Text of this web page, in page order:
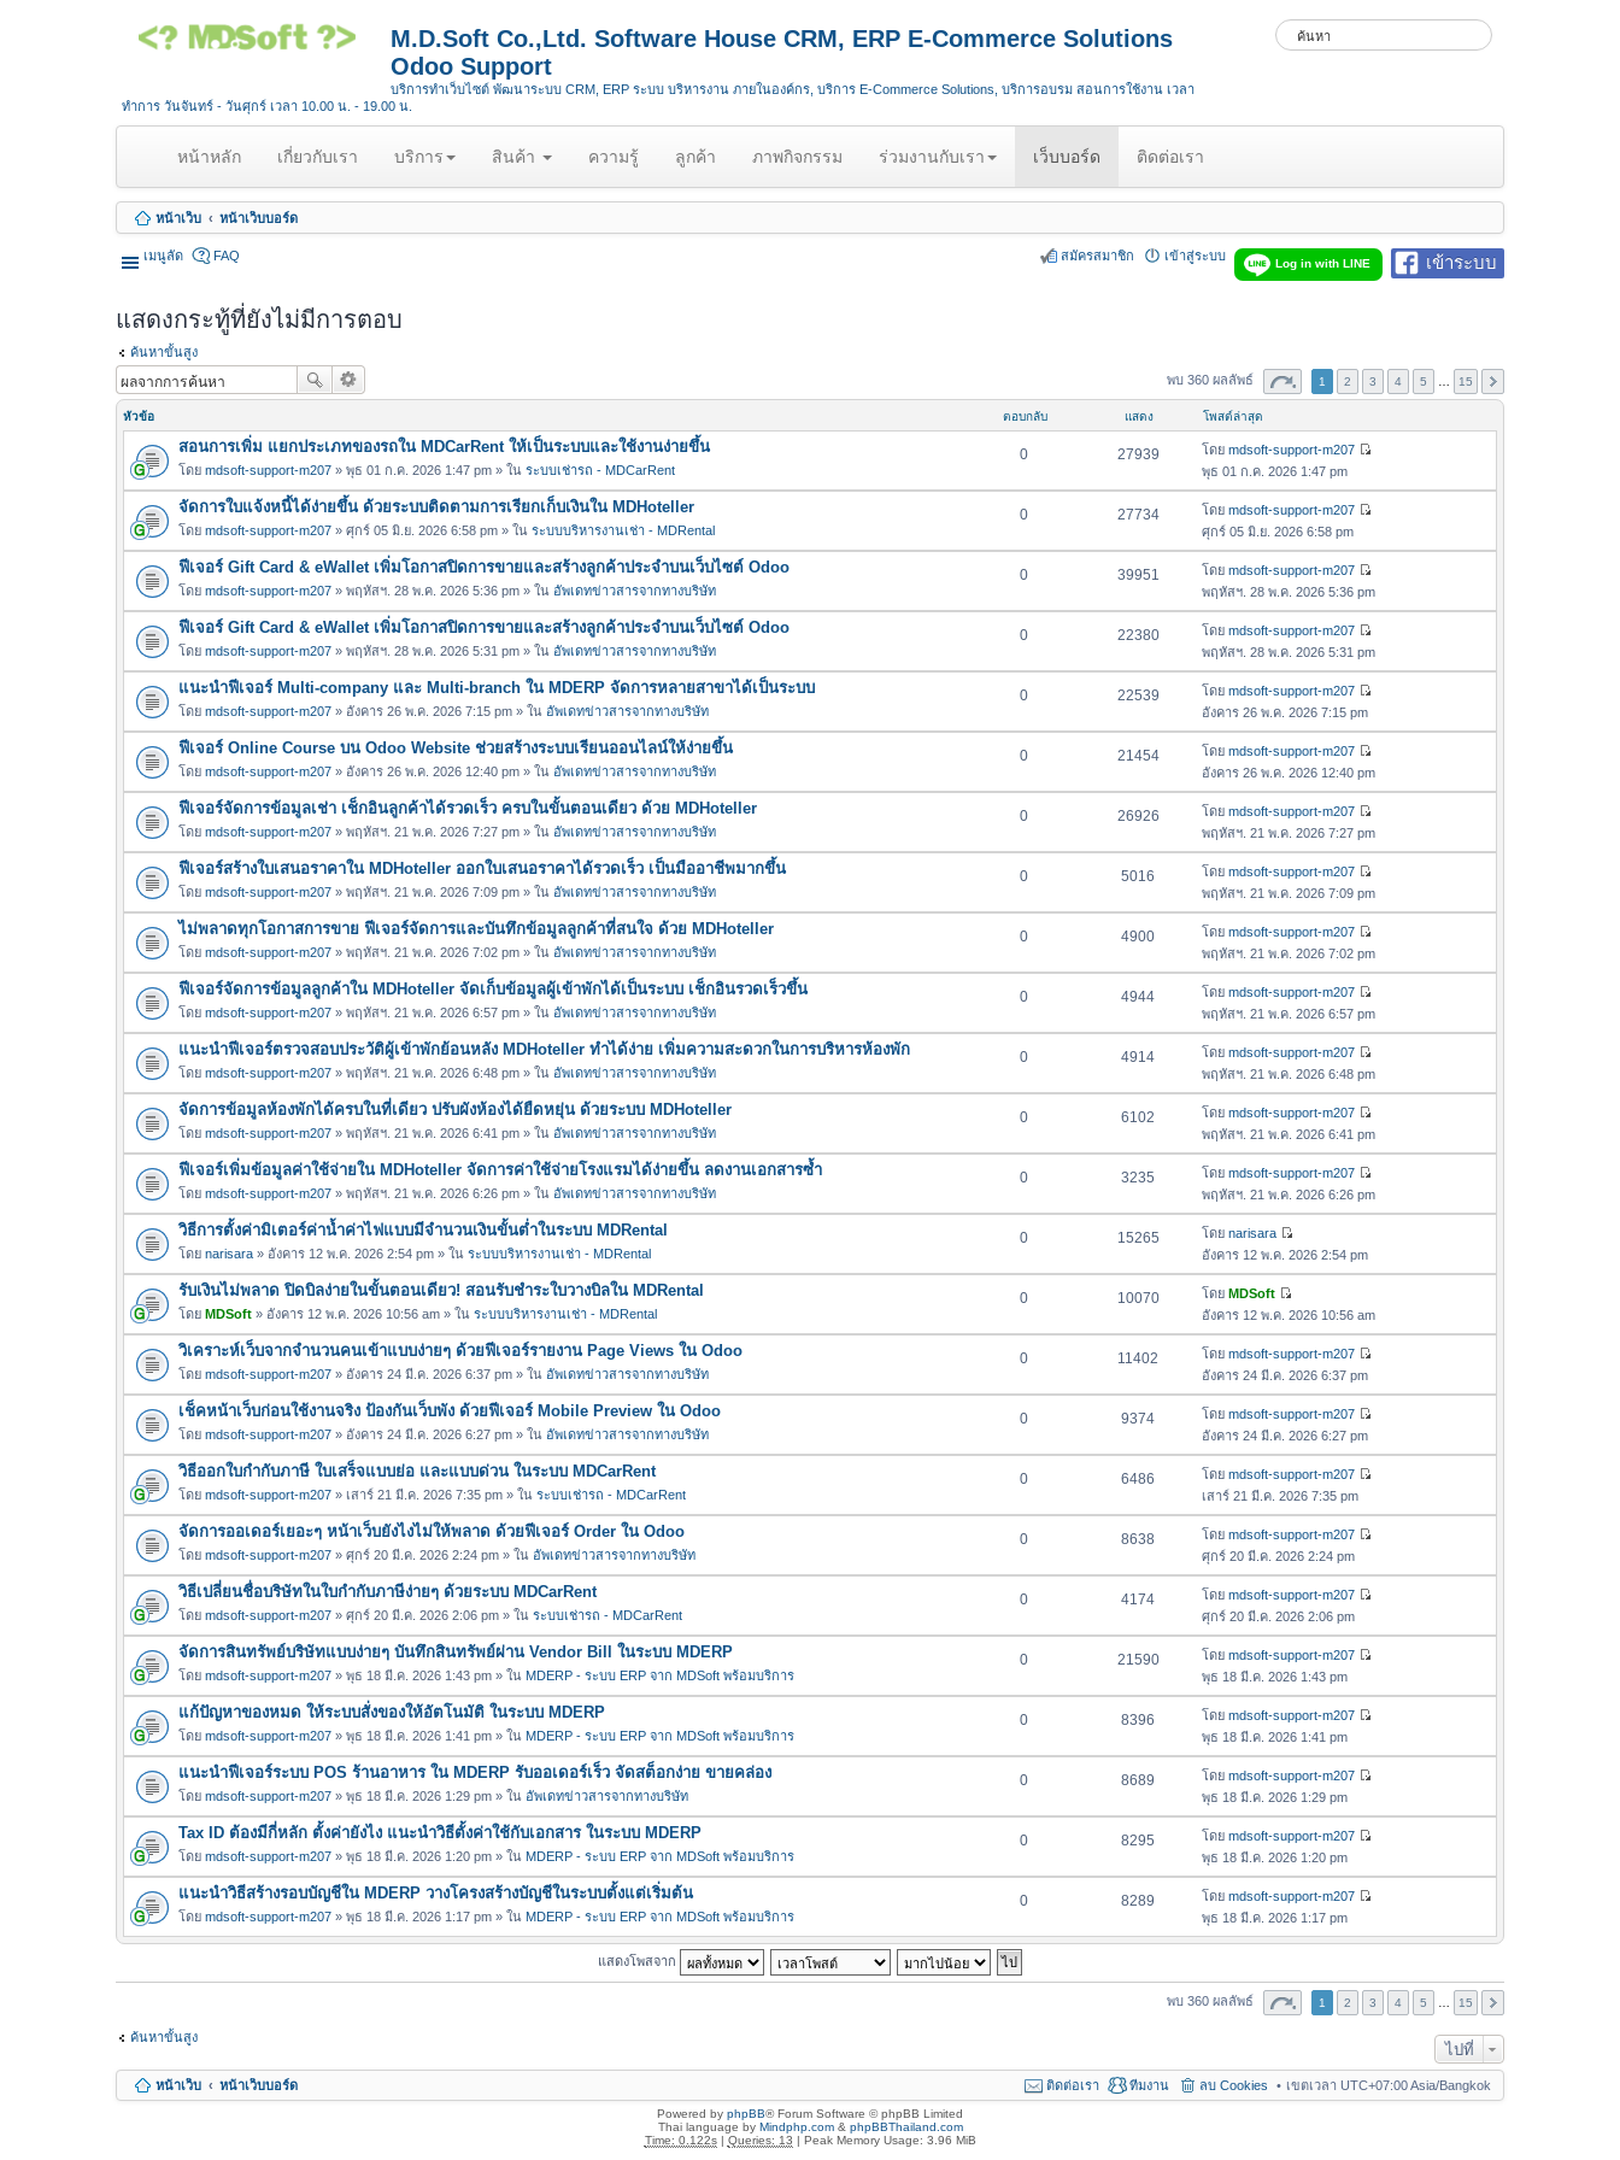
M.D.Soft Co.,Ltd. Software House CRM, ERP E-Commerce Solutions
Odoo Support
บริการทำเว็บไซต์ พัฒนาระบบ CRM, ERP ระบบ บริหารงาน ภายในองค์กร, บริการ E-Commerce Solutions, บริการอบรม สอนการใช้งาน เวลา
ทำการ วันจันทร์ - วันศุกร์ เวลา 10.00 น. - 19.00 น.
หน้าหลัก(
u
r
n
t
เกี่ยวกับเรา บริการ สินค้า ความรู้ ลูกค้า ภาพกิจกรรม ร่วมงานกับเรา เว็บบอร์ด ติดต่อเรา
หน้าเว็บ หน้าเว็บบอร์ด
เมนูลัด เข้าระบบ
Log in with LINE
FAQ เข้าสู่ระบบ
สมัครสมาชิก
แสดงกระทู้ที่ยังไม่มีการตอบ
ค้นหาขั้นสูง
พบ 360 ผลลัพธ์
1 2 3 4 5 15
หัวข้อ ตอบกลับ แสดง โพสต์ล่าสุด
สอนการเพิ่ม แยกประเภทของรถใน MDCarRent ให้เป็นระบบและใช้งานง่ายขึ้น
โดย mdsoft-support-m207 » พุธ 01 ก.ค. 2026 1:47 pm » ใน ระบบเช่ารถ - MDCarRent
0 27939 โดย mdsoft-support-m207
ข้
ว
ม
ล่
สุ
พุธ 01 ก.ค. 2026 1:47 pm
จัดการใบแจ้งหนี้ได้ง่ายขึ้น ด้วยระบบติดตามการเรียกเก็บเงินใน MDHoteller
โดย mdsoft-support-m207 » ศุกร์ 05 มิ.ย. 2026 6:58 pm » ใน ระบบบริหารงานเช่า - MDRental
0 27734 โดย mdsoft-support-m207
ข้
ค
ว
ม
ล่
ศุกร์ 05 มิ.ย. 2026 6:58 pm
ฟีเจอร์ Gift Card & eWallet เพิ่มโอกาสปิดการขายและสร้างลูกค้าประจำบนเว็บไซต์ Odoo
โดย mdsoft-support-m207 » พฤหัสฯ. 28 พ.ค. 2026 5:36 pm » ใน อัพเดทข่าวสารจากทางบริษัท
0 39951 โดย mdsoft-support-m207
ข้
ค
ว
ล่
สุ
พฤหัสฯ. 28 พ.ค. 2026 5:36 pm
ฟีเจอร์ Gift Card & eWallet เพิ่มโอกาสปิดการขายและสร้างลูกค้าประจำบนเว็บไซต์ Odoo
โดย mdsoft-support-m207 » พฤหัสฯ. 28 พ.ค. 2026 5:31 pm » ใน อัพเดทข่าวสารจากทางบริษัท
0 22380 โดย mdsoft-support-m207
ข้
ว
ม
ล่
สุ
พฤหัสฯ. 28 พ.ค. 2026 5:31 pm
แนะนำฟีเจอร์ Multi-company และ Multi-branch ใน MDERP จัดการหลายสาขาได้เป็นระบบ
โดย mdsoft-support-m207 » อังคาร 26 พ.ค. 2026 7:15 pm » ใน อัพเดทข่าวสารจากทางบริษัท
0 22539 โดย mdsoft-support-m207
ข้
ค
ว
ม
ล่
สุ
อังคาร 26 พ.ค. 2026 7:15 pm
ฟีเจอร์ Online Course บน Odoo Website ช่วยสร้างระบบเรียนออนไลน์ให้ง่ายขึ้น
โดย mdsoft-support-m207 » อังคาร 26 พ.ค. 2026 12:40 pm » ใน อัพเดทข่าวสารจากทางบริษัท
0 21454 โดย mdsoft-support-m207
ข้
ค
ว
ม
ล่
สุ
อังคาร 26 พ.ค. 2026 12:40 pm
ฟีเจอร์จัดการข้อมูลเช่า เช็กอินลูกค้าได้รวดเร็ว ครบในขั้นตอนเดียว ด้วย MDHoteller
โดย mdsoft-support-m207 » พฤหัสฯ. 21 พ.ค. 2026 7:27 pm » ใน อัพเดทข่าวสารจากทางบริษัท
0 26926 โดย mdsoft-support-m207
ข้
ค
ว
ม
ล่
สุ
พฤหัสฯ. 21 พ.ค. 2026 7:27 pm
ฟีเจอร์สร้างใบเสนอราคาใน MDHoteller ออกใบเสนอราคาได้รวดเร็ว เป็นมืออาชีพมากขึ้น
โดย mdsoft-support-m207 » พฤหัสฯ. 21 พ.ค. 2026 7:09 pm » ใน อัพเดทข่าวสารจากทางบริษัท
0 5016 โดย mdsoft-support-m207
ข้
ค
ว
ม
ล่
สุ
พฤหัสฯ. 21 พ.ค. 2026 7:09 pm
ไม่พลาดทุกโอกาสการขาย ฟีเจอร์จัดการและบันทึกข้อมูลลูกค้าที่สนใจ ด้วย MDHoteller
โดย mdsoft-support-m207 » พฤหัสฯ. 21 พ.ค. 2026 7:02 pm » ใน อัพเดทข่าวสารจากทางบริษัท
0 4900 โดย mdsoft-support-m207
ข้
ค
ว
ม
ล่
สุ
พฤหัสฯ. 21 พ.ค. 2026 7:02 pm
ฟีเจอร์จัดการข้อมูลลูกค้าใน MDHoteller จัดเก็บข้อมูลผู้เข้าพักได้เป็นระบบ เช็กอินรวดเร็วขึ้น
โดย mdsoft-support-m207 » พฤหัสฯ. 21 พ.ค. 2026 6:57 pm » ใน อัพเดทข่าวสารจากทางบริษัท
0 4944 โดย mdsoft-support-m207
ข้
ค
ว
ม
ล่
สุ
พฤหัสฯ. 21 พ.ค. 2026 6:57 pm
แนะนำฟีเจอร์ตรวจสอบประวัติผู้เข้าพักย้อนหลัง MDHoteller ทำได้ง่าย เพิ่มความสะดวกในการบริหารห้องพัก
โดย mdsoft-support-m207 » พฤหัสฯ. 21 พ.ค. 2026 6:48 pm » ใน อัพเดทข่าวสารจากทางบริษัท
0 4914 โดย mdsoft-support-m207
ข้
ค
ว
ม
ล่
พฤหัสฯ. 21 พ.ค. 2026 6:48 pm
จัดการข้อมูลห้องพักได้ครบในที่เดียว ปรับผังห้องได้ยืดหยุ่น ด้วยระบบ MDHoteller
โดย mdsoft-support-m207 » พฤหัสฯ. 21 พ.ค. 2026 6:41 pm » ใน อัพเดทข่าวสารจากทางบริษัท
0 6102 โดย mdsoft-support-m207
ข้
ค
ว
ล่
สุ
พฤหัสฯ. 21 พ.ค. 2026 6:41 pm
ฟีเจอร์เพิ่มข้อมูลค่าใช้จ่ายใน MDHoteller จัดการค่าใช้จ่ายโรงแรมได้ง่ายขึ้น ลดงานเอกสารซ้ำ
โดย mdsoft-support-m207 » พฤหัสฯ. 21 พ.ค. 2026 6:26 pm » ใน อัพเดทข่าวสารจากทางบริษัท
0 3235 โดย mdsoft-support-m207
ข้
ว
ม
ล่
พฤหัสฯ. 21 พ.ค. 2026 6:26 pm
วิธีการตั้งค่ามิเตอร์ค่าน้ำค่าไฟแบบมีจำนวนเงินขั้นต่ำในระบบ MDRental
โดย narisara » อังคาร 12 พ.ค. 2026 2:54 pm » ใน ระบบบริหารงานเช่า - MDRental
0 15265 โดย narisara
ดู
ข้
ค
ว
า
ม
ล่
า
สุ
อังคาร 12 พ.ค. 2026 2:54 pm
รับเงินไม่พลาด ปิดบิลง่ายในขั้นตอนเดียว! สอนรับชำระใบวางบิลใน MDRental
โดย MDSoft » อังคาร 12 พ.ค. 2026 10:56 am » ใน ระบบบริหารงานเช่า - MDRental
0 10070 โดย MDSoft
ดู
ข้
อ
ค
ว
า
ม
ล่
า
สุ
อังคาร 12 พ.ค. 2026 10:56 am
วิเคราะห์เว็บจากจำนวนคนเข้าแบบง่ายๆ ด้วยฟีเจอร์รายงาน Page Views ใน Odoo
โดย mdsoft-support-m207 » อังคาร 24 มี.ค. 2026 6:37 pm » ใน อัพเดทข่าวสารจากทางบริษัท
0 11402 โดย mdsoft-support-m207
ข้
ว
ล่
อังคาร 24 มี.ค. 2026 6:37 pm
เช็คหน้าเว็บก่อนใช้งานจริง ป้องกันเว็บพัง ด้วยฟีเจอร์ Mobile Preview ใน Odoo
โดย mdsoft-support-m207 » อังคาร 24 มี.ค. 2026 6:27 pm » ใน อัพเดทข่าวสารจากทางบริษัท
0 9374 โดย mdsoft-support-m207
ข้
ว
ล่
อังคาร 24 มี.ค. 2026 6:27 pm
วิธีออกใบกำกับภาษี ใบเสร็จแบบย่อ และแบบด่วน ในระบบ MDCarRent
โดย mdsoft-support-m207 » เสาร์ 21 มี.ค. 2026 7:35 pm » ใน ระบบเช่ารถ - MDCarRent
0 6486 โดย mdsoft-support-m207
ข้
ว
ล่
เสาร์ 21 มี.ค. 2026 7:35 pm
จัดการออเดอร์เยอะๆ หน้าเว็บยังไงไม่ให้พลาด ด้วยฟีเจอร์ Order ใน Odoo
โดย mdsoft-support-m207 » ศุกร์ 20 มี.ค. 2026 2:24 pm » ใน อัพเดทข่าวสารจากทางบริษัท
0 8638 โดย mdsoft-support-m207
ข้
ว
ล่
ศุกร์ 20 มี.ค. 2026 2:24 pm
วิธีเปลี่ยนชื่อบริษัทในใบกำกับภาษีง่ายๆ ด้วยระบบ MDCarRent
โดย mdsoft-support-m207 » ศุกร์ 20 มี.ค. 2026 2:06 pm » ใน ระบบเช่ารถ - MDCarRent
0 4174 โดย mdsoft-support-m207
ข้
ว
ล่
ศุกร์ 20 มี.ค. 2026 2:06 pm
จัดการสินทรัพย์บริษัทแบบง่ายๆ บันทึกสินทรัพย์ผ่าน Vendor Bill ในระบบ MDERP
โดย mdsoft-support-m207 » พุธ 18 มี.ค. 2026 1:43 pm » ใน MDERP - ระบบ ERP จาก MDSoft พร้อมบริการ
0 21590 โดย mdsoft-support-m207
ข้
ว
ล่
พุธ 18 มี.ค. 2026 1:43 pm
แก้ปัญหาของหมด ให้ระบบสั่งของให้อัตโนมัติ ในระบบ MDERP
โดย mdsoft-support-m207 » พุธ 18 มี.ค. 2026 1:41 pm » ใน MDERP - ระบบ ERP จาก MDSoft พร้อมบริการ
0 8396 โดย mdsoft-support-m207
ข้
ว
ล่
ด
พุธ 18 มี.ค. 2026 1:41 pm
แนะนำฟีเจอร์ระบบ POS ร้านอาหาร ใน MDERP รับออเดอร์เร็ว จัดสต็อกง่าย ขายคล่อง
โดย mdsoft-support-m207 » พุธ 18 มี.ค. 2026 1:29 pm » ใน อัพเดทข่าวสารจากทางบริษัท
0 8689 โดย mdsoft-support-m207
ข้
ว
ล่
สุ
ด
พุธ 18 มี.ค. 2026 1:29 pm
Tax ID ต้องมีกี่หลัก ตั้งค่ายังไง แนะนำวิธีตั้งค่าใช้กับเอกสาร ในระบบ MDERP
โดย mdsoft-support-m207 » พุธ 18 มี.ค. 2026 1:20 pm » ใน MDERP - ระบบ ERP จาก MDSoft พร้อมบริการ
0 8295 โดย mdsoft-support-m207
ข้
ว
ม
ล่
ด
พุธ 18 มี.ค. 2026 1:20 pm
แนะนำวิธีสร้างรอบบัญชีใน MDERP วางโครงสร้างบัญชีในระบบตั้งแต่เริ่มต้น
โดย mdsoft-support-m207 » พุธ 18 มี.ค. 2026 1:17 pm » ใน MDERP - ระบบ ERP จาก MDSoft พร้อมบริการ
0 8289 โดย mdsoft-support-m207
ข้
ว
า
า
พุธ 18 มี.ค. 2026 1:17 pm
แสดงโพสจาก
พบ 360 ผลลัพธ์ 1 2 3 4 5 15
ค้นหาขั้นสูง
ไปที่
หน้าเว็บ หน้าเว็บบอร์ด เขตเวลา UTC+07:00 Asia/Bangkok
ลบ Cookies
ทีมงาน
ติดต่อเรา
Powered by phpBB® Forum Software © phpBB Limited
Thai language by Mindphp.com& phpBBThailand.com
Time: 0.122s| Queries: 13 | Peak Memory Usage: 3.96 MiB